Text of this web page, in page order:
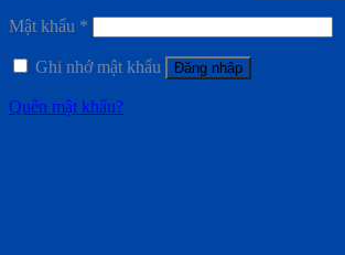
Mật khẩu *
Ghi nhớ mật khẩu Đăng nhập
Quên mật khẩu?